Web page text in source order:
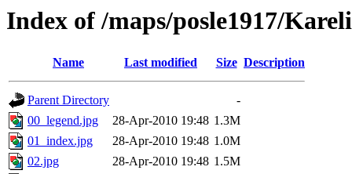
Index of /maps/posle1917/
Name Last modified Size Description
Parent Directory
-
00_legend.jpg
28-Apr-2010 19:48 1.3M
01_index.jpg
28-Apr-2010 19:48 1.0M
02.jpg
28-Apr-2010 19:48 1.5M